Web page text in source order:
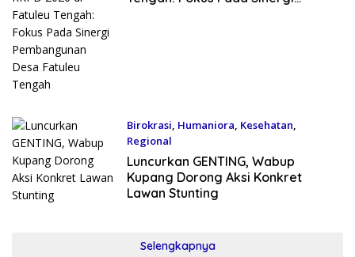
Birokrasi, Humaniora, Kesehatan,
Regional
Maret 4, 2026
Luncurkan GENTING, Wabup
Kupang Dorong Aksi Konkret
Lawan Stunting
Selengkapnya